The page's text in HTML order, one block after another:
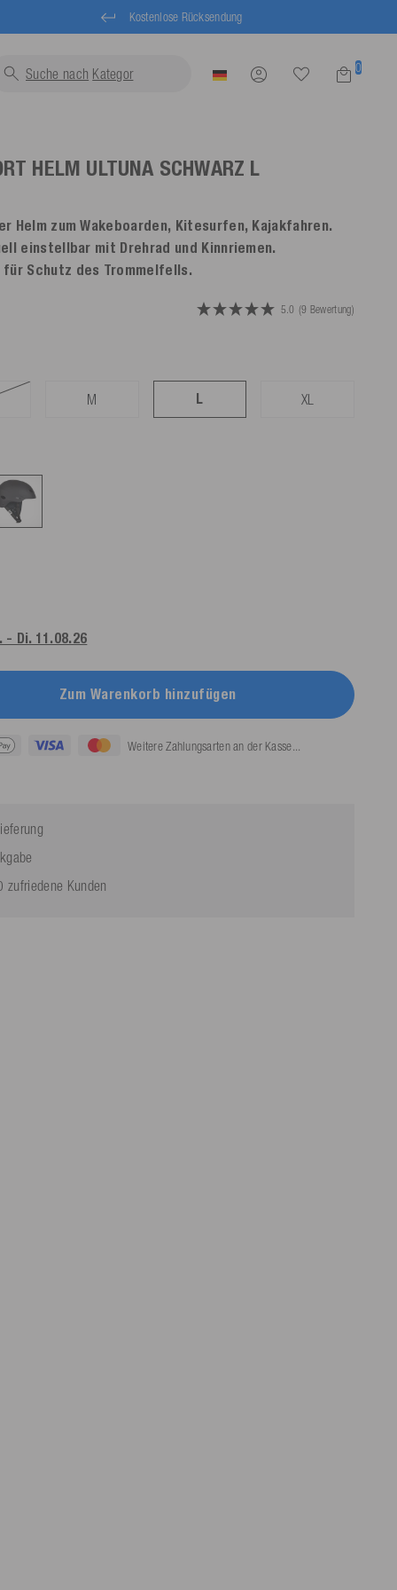
Kostenlose Rücksendung
Suche nach Schwimm 0
HELM ULTUNA SCHWARZ L
zum Wakeboarden, Kitesurfen, Kajakfahren.
einstellbar mit Drehrad und Kinnriemen.
Schutz des Trommelfells.
5.0 (9 Bewertung)
M L XL
- Di. 11.08.26
Zum Warenkorb hinzufügen
Weitere Zahlungsarten an der Kasse...
Kunden